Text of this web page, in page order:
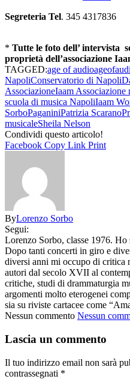
Segreteria Tel. 345 4317836
* Tutte le foto dell’ intervista
proprietà dell’associazione
TAGGED:age of audio
NapoliConservatorio di Napoli
AssociazioneIaam Associazione
scuola di musica NapoliIaam
SorboPaganiniPatrizia Scarano
musicaleSheila Nelson
Condividi questo articolo!
Facebook Copy Link Print
ByLorenzo Sorbo
Segui:
Lorenzo Sorbo, classe 1976.
Dopo tanti concerti in giro e
diversi anni mi occupo di critica
autori dal secolo XVII al
critiche, studi di drammaturgia
argomenti molto eterogenei
sia su riviste cartacee come
Nessun commento Nessun
Lascia un commento
Il tuo indirizzo email non sarà
contrassegnati *